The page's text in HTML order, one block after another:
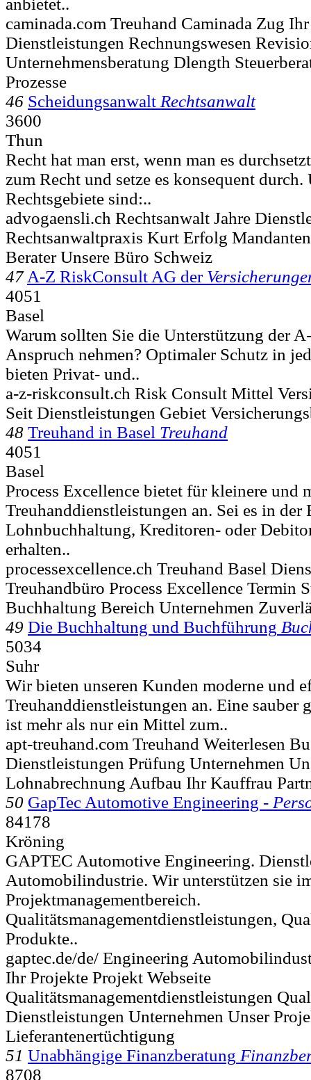
caminada.com Treuhand Caminada Zug
Dienstleistungen Rechnungswesen
Unternehmensberatung Dlength
Prozesse
46 Scheidungsanwalt Rechtsanwalt
3600
Thun
Recht hat man erst, wenn man es
zum Recht und setze es konsequent
Rechtsgebiete sind:..
advogaensli.ch Rechtsanwalt Jahre
Rechtsanwaltpraxis Kurt Erfolg
Berater Unsere Büro Schweiz
47 A-Z RiskConsult AG der
4051
Basel
Warum sollten Sie die Unterstützung der
Anspruch nehmen? Optimaler Schutz in
bieten Privat- und..
a-z-riskconsult.ch Risk Consult Mittel
Seit Dienstleistungen Gebiet
48 Treuhand in Basel Treuhand
4051
Basel
Process Excellence bietet für kleinere und
Treuhanddienstleistungen an. Sei es in der
Lohnbuchhaltung, Kreditoren- oder
erhalten..
processexcellence.ch Treuhand Basel
Treuhandbüro Process Excellence Termin
Buchhaltung Bereich Unternehmen
49 Die Buchhaltung und Buchführung
5034
Suhr
Wir bieten unseren Kunden moderne und
Treuhanddienstleistungen an. Eine sauber
ist mehr als nur ein Mittel zum..
apt-treuhand.com Treuhand Weiterlesen
Dienstleistungen Prüfung Unternehmen
Lohnabrechnung Aufbau Ihr Kauffrau
50 GapTec Automotive Engineering -
84178
Kröning
GAPTEC Automotive Engineering.
Automobilindustrie. Wir unterstützen sie
Projektmanagementbereich.
Qualitätsmanagementdienstleistungen,
Produkte..
gaptec.de/de/ Engineering
Ihr Projekte Projekt Webseite
Qualitätsmanagementdienstleistungen
Dienstleistungen Unternehmen Unser
Lieferantenertüchtigung
51 Unabhängige Finanzberatung
8708